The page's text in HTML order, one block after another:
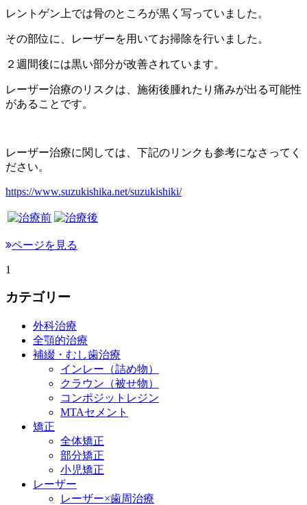
レントゲン上では骨のところが黒く写っていました。
その部位に、レーザーを用いてお掃除を行いました。
２週間後には黒い部分が改善されています。
レーザー治療のリスクは、施術後腫れたり痛みが出る可能性
があることです。
レーザー治療に関しては、下記のリンクも参考になさってく
ださい。
https://www.suzukishika.net/suzukishiki/
ページを見る
1
カテゴリー
外科治療
全顎的治療
補綴・むし歯治療
インレー（詰め物）
クラウン（被せ物）
コンポジットレジン
MTAセメント
矯正
全体矯正
部分矯正
小児矯正
レーザー
レーザー×歯周治療